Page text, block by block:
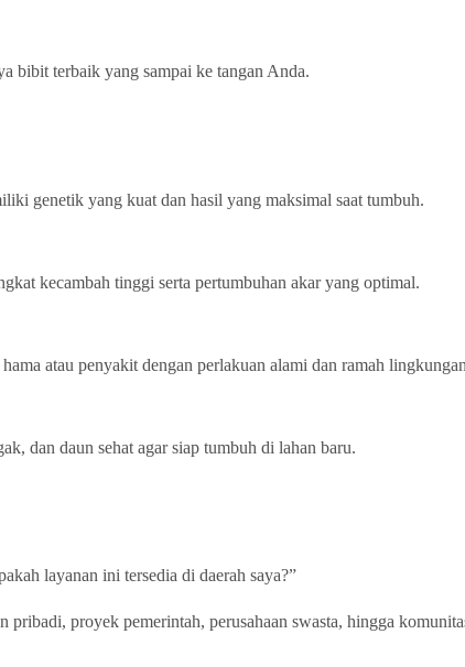
bibit terbaik yang sampai ke tangan Anda.
genetik yang kuat dan hasil yang maksimal saat tumbuh.
kecambah tinggi serta pertumbuhan akar yang optimal.
atau penyakit dengan perlakuan alami dan ramah
dan daun sehat agar siap tumbuh di lahan baru.
layanan ini tersedia di daerah saya?”
proyek pemerintah, perusahaan swasta, hingga